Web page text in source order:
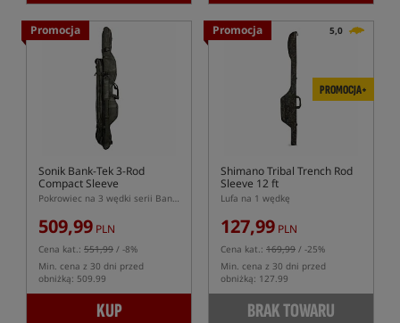
Promocja
Sonik Bank-Tek 3-Rod
Compact Sleeve
Pokrowiec na 3 wędki serii Bank-Tek
509,99 PLN
Cena kat.: 551,99 / -8%
Min. cena z 30 dni przed
obniżką: 509.99
KUP
Promocja 5,0
PROMOCJA+
Shimano Tribal Trench Rod
Sleeve 12 ft
Lufa na 1 wędkę
127,99 PLN
Cena kat.: 169,99 / -25%
Min. cena z 30 dni przed
obniżką: 127.99
BRAK TOWARU